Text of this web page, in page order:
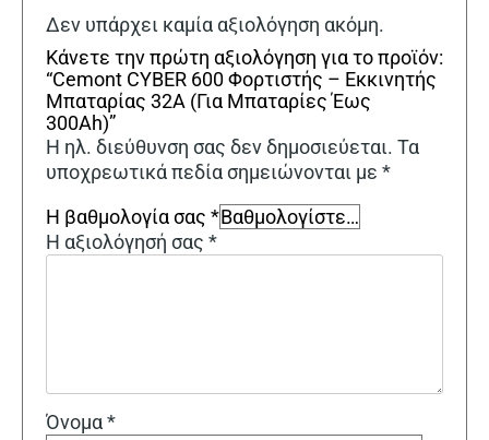
Δεν υπάρχει καμία αξιολόγηση ακόμη.
Κάνετε την πρώτη αξιολόγηση για το προϊόν:
“Cemont CYBER 600 Φορτιστής – Εκκινητής
Μπαταρίας 32A (Για Μπαταρίες Έως
300Ah)”
Η ηλ. διεύθυνση σας δεν δημοσιεύεται. Τα
υποχρεωτικά πεδία σημειώνονται με *
Η βαθμολογία σας *
Η αξιολόγησή σας *
Όνομα*